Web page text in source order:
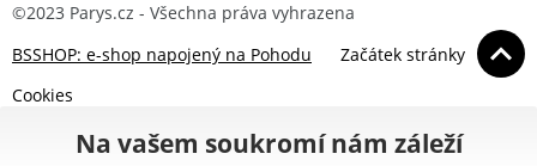
©2023 Parys.cz - Všechna práva vyhrazena
BSSHOP: e-shop napojený na Pohodu
Začátek stránky
Cookies
Na vašem soukromí nám záleží